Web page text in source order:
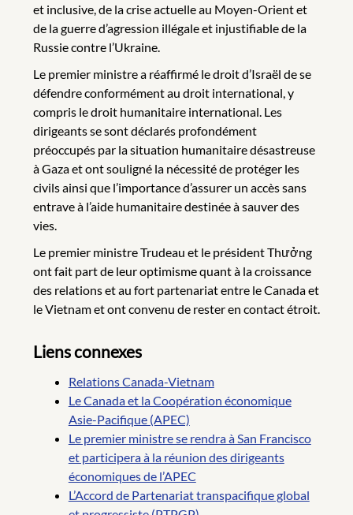
et inclusive, de la crise actuelle au Moyen-Orient et
de la guerre d’agression illégale et injustifiable de la
Russie contre l’Ukraine.
Le premier ministre a réaffirmé le droit d’Israël de se
défendre conformément au droit international, y
compris le droit humanitaire international. Les
dirigeants se sont déclarés profondément
préoccupés par la situation humanitaire désastreuse
à Gaza et ont souligné la nécessité de protéger les
civils ainsi que l’importance d’assurer un accès sans
entrave à l’aide humanitaire destinée à sauver des
vies.
Le premier ministre Trudeau et le président Thưởng
ont fait part de leur optimisme quant à la croissance
des relations et au fort partenariat entre le Canada et
le Vietnam et ont convenu de rester en contact étroit.
Liens connexes
Relations Canada-Vietnam
Le Canada et la Coopération économique
Asie-Pacifique (APEC)
Le premier ministre se rendra à San Francisco
et participera à la réunion des dirigeants
économiques de l’APEC
L’Accord de Partenariat transpacifique global